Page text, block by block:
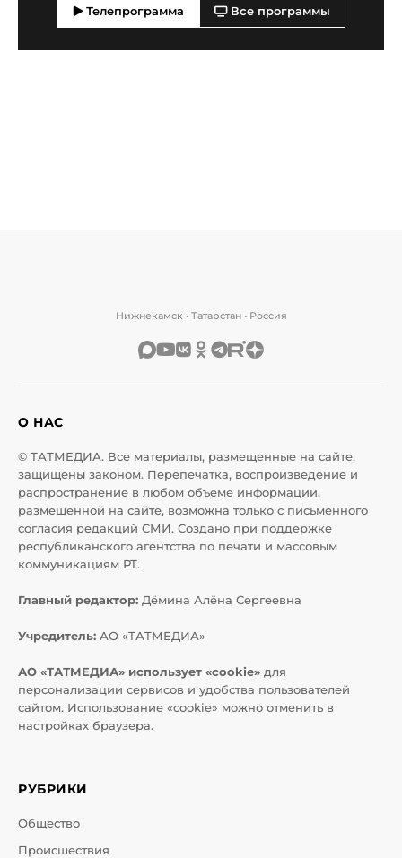
Телепрограмма Все программы
Нижнекамск • Татарстан • Россия
О НАС
© ТАТМЕДИА. Все материалы, размещенные на сайте,
защищены законом. Перепечатка, воспроизведение и
распространение в любом объеме информации,
размещенной на сайте, возможна только с письменного
согласия редакций СМИ. Создано при поддержке
республиканского агентства по печати и массовым
коммуникациям РТ.
Главный редактор: Дёмина Алёна Сергеевна
Учредитель: АО «ТАТМЕДИА»
АО «ТАТМЕДИА» использует «cookie» для
персонализации сервисов и удобства пользователей
сайтом. Использование «cookie» можно отменить в
настройках браузера.
РУБРИКИ
Общество
Происшествия